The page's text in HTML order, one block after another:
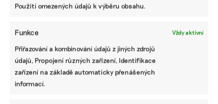
Použití omezených údajů k výběru obsahu.
Funkce Vždy aktivní
Přiřazování a kombinování údajů z jiných zdrojů
údajů, Propojení různých zařízení, Identifikace
zařízení na základě automaticky přenášených
informací.